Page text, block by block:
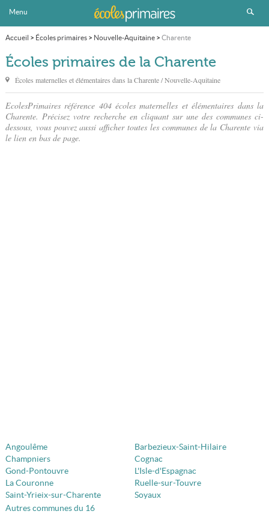
Menu
Accueil > Écoles primaires> Nouvelle-Aquitaine> Charente
Écoles primaires de la Charente
Écoles maternelles et élémentaires dans la Charente/ Nouvelle-Aquitaine
EcolesPrimaires référence 404 écoles maternelles et élémentaires dans la
Charente. Précisez votre recherche en cliquant sur une des communes ci-
dessous, vous pouvez aussi afficher toutes les communes de la Charente via
le lien en bas de page.
Angoulême
Barbezieux-Saint-Hilaire
Champniers
Cognac
Gond-Pontouvre
L'Isle-d'Espagnac
La Couronne
Ruelle-sur-Touvre
Saint-Yrieix-sur-Charente
Soyaux
Autres communes du 16